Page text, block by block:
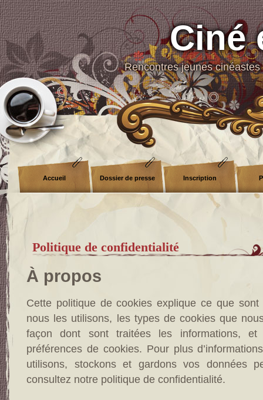
Ciné
Rencontres jeunes
Accueil Dossier de presse Inscription
Politique de confidentialité
À propos
Cette politique de cookies explique ce que
nous les utilisons, les types de cookies que
façon dont sont traitées les informations, et
préférences de cookies. Pour plus
utilisons, stockons et gardons vos données
consultez notre politique de confidentialité.